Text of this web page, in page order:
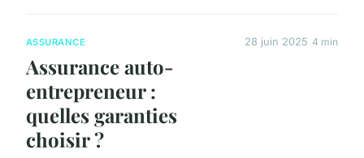
ASSURANCE
Assurance auto-
entrepreneur :
quelles garanties
choisir ?
28 juin 2025 4 min